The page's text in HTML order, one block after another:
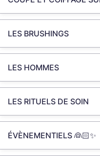
LES BRUSHINGS
LES HOMMES
LES RITUELS DE SOIN
ÉVÈNEMENTIELS 👰🏻​​✨